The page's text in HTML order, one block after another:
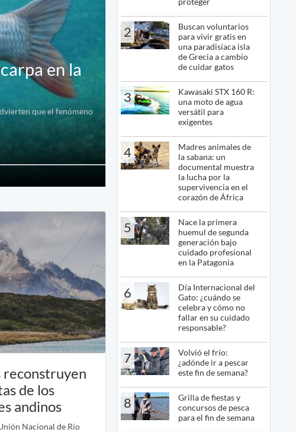
en la
que el fenómeno
de los
andinos
Nacional de Río
2
Buscan voluntarios
para vivir gratis en
una paradisíaca isla
de Grecia a cambio
de cuidar gatos
3
Kawasaki STX 160 R:
una moto de agua
versátil para
exigentes
4
Madres animales de
la sabana: un
documental muestra
la lucha por la
supervivencia en el
corazón de África
5
Nace la primera
huemul de segunda
generación bajo
cuidado profesional
en la Patagonia
6
Día Internacional del
Gato: ¿cuándo se
celebra y cómo no
fallar en su cuidado
responsable?
7
Volvió el frío:
¿adónde ir a pescar
este fin de semana?
8
Grilla de fiestas y
concursos de pesca
para el fin de semana